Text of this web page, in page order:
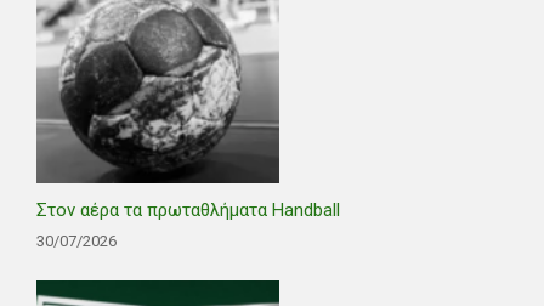
Στον αέρα τα πρωταθλήματα Handball
30/07/2026